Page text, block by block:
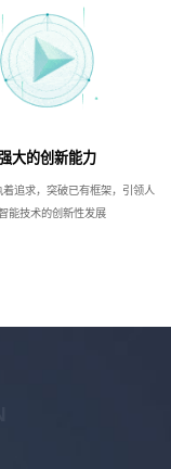
大的创新能力
着追求，突破已有框架，引领人
能技术的创新性发展